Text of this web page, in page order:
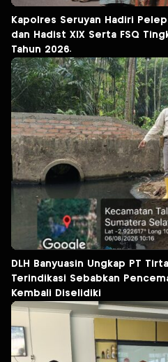
Kapolres Seruyan Hadiri
dan Hadist XlX Serta FSQ
Tahun 2026.
DLH Banyuasin Ungkap PT
Terindikasi Sebabkan
Kembali Diselidiki